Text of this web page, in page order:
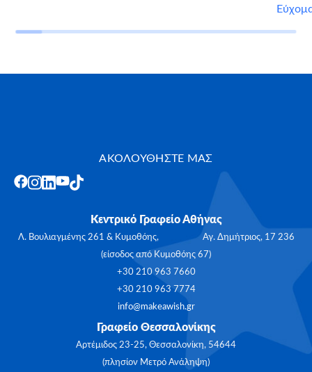
ΑΚΟΛΟΥΘΗΣΤΕ ΜΑΣ
Κεντρικό Γραφείο Αθήνας
Λ. Βουλιαγμένης 261 & Κυμοθόης, Αγ. Δημήτριος, 17 236
(είσοδος από Κυμοθόης 67)
+30 210 963 7660
+30 210 963 7774
info@makeawish.gr
Γραφείο Θεσσαλονίκης
Αρτέμιδος 23-25, Θεσσαλονίκη, 54644
(πλησίον Μετρό Ανάληψη)